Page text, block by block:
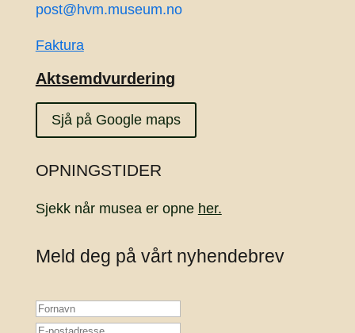
post@hvm.museum.no
Faktura
Aktsemdvurdering
Sjå på Google maps
OPNINGSTIDER
Sjekk når musea er opne her.
Meld deg på vårt nyhendebrev